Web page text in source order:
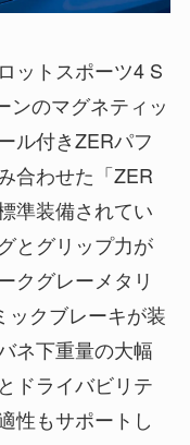
ットスポーツ4 S
ンのマグネティッ
ル付きZERパフ
合わせた「ZER
準装備されてい
とグリップ力が
クグレーメタリ
ックブレーキが装
ネ下重量の大幅
ドライバビリテ
性もサポートし